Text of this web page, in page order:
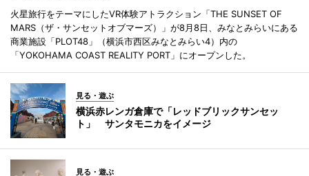
火星旅行をテーマにしたVR体験アトラクション「THE SUNSET OF
MARS（ザ・サンセットオブマーズ）」が8月8日、みなとみらいにある
商業施設「PLOT48」（横浜市西区みなとみらい4）内の
「YOKOHAMA COAST REALITY PORT」にオープンした。
見る・遊ぶ
横浜赤レンガ倉庫で「レッドブリックサンセッ
ト」 サンタモニカをイメージ
見る・遊ぶ